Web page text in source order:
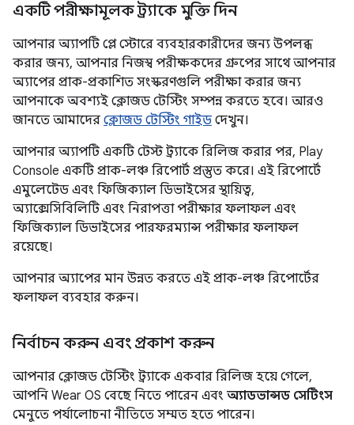
একটি পরীক্ষামূলক ট্র্যাকে মুক্তি দিন
আপনার অ্যাপটি প্লে স্টোরে ব্যবহারকারীদের জন্য উপলব্ধ
করার জন্য, আপনার নিজস্ব পরীক্ষকদের গ্রুপের সাথে আপনার
অ্যাপের প্রাক-প্রকাশিত সংস্করণগুলি পরীক্ষা করার জন্য
আপনাকে অবশ্যই ক্লোজড টেস্টিং সম্পন্ন করতে হবে। আরও
জানতে আমাদের ক্লোজড টেস্টিং গাইড দেখুন।
আপনার অ্যাপটি একটি টেস্ট ট্র্যাকে রিলিজ করার পর, Play
Console একটি প্রাক-লঞ্চ রিপোর্ট প্রস্তুত করে। এই রিপোর্টে
এমুলেটেড এবং ফিজিক্যাল ডিভাইসের স্থায়িত্ব,
অ্যাক্সেসিবিলিটি এবং নিরাপত্তা পরীক্ষার ফলাফল এবং
ফিজিক্যাল ডিভাইসের পারফরম্যান্স পরীক্ষার ফলাফল
রয়েছে।
আপনার অ্যাপের মান উন্নত করতে এই প্রাক-লঞ্চ রিপোর্টের
ফলাফল ব্যবহার করুন।
নির্বাচন করুন এবং প্রকাশ করুন
আপনার ক্লোজড টেস্টিং ট্র্যাকে একবার রিলিজ হয়ে গেলে,
আপনি Wear OS বেছে নিতে পারেন এবং অ্যাডভান্সড সেটিংস
মেনুতে পর্যালোচনা নীতিতে সম্মত হতে পারেন।